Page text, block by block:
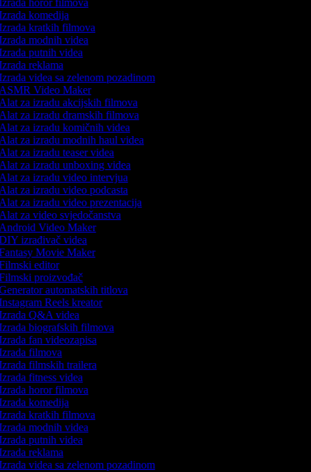
horor filmova
komedija
kratkih filmova
modnih videa
putnih videa
reklama
videa sa zelenom pozadinom
Video Maker
za izradu akcijskih filmova
za izradu dramskih filmova
za izradu komičnih videa
za izradu modnih haul videa
za izradu teaser videa
za izradu unboxing videa
za izradu video intervjua
za izradu video podcasta
za izradu video prezentacija
za video svjedočanstva
Video Maker
izrađivač videa
Movie Maker
editor
proizvođač
automatskih titlova
Reels kreator
Q&A videa
biografskih filmova
fan videozapisa
filmova
filmskih trailera
fitness videa
horor filmova
komedija
kratkih filmova
modnih videa
putnih videa
reklama
videa sa zelenom pozadinom